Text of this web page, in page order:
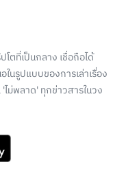
ตที่เป็นกลาง เชื่อถือได้
ในรูปแบบของการเล่าเรื่อง
ไม่พลาด' ทุกข่าวสารในวง